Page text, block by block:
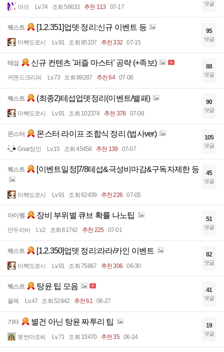
야므 Lv.74 조회 56633 추천 113 07-17 댓글
퀘스트 [1.2.351]업뎃 정리:신규 이벤트 등
마빡도로시 Lv.91 조회 85107 추천 332 07-15
95
댓글
테섭 신규 컨텐츠 '퍼즐 마스터' 공략 (+족보)
커맨드크리퍼 Lv.73 조회 89287 추천 64 07-08
88
댓글
퀘스트 (최종2)테섭업뎃정리(이벤트/밸패)
마빡도로시 Lv.91 조회 102374 추천 378 07-08
90
댓글
몬스터 몬스터 라이프 조합식 정리 (법사ver)
Gnar장인 Lv.15 조회 45458 추천 139 07-07
105
댓글
퀘스트 [이벤트일정]7/8테섭&극성비마감&구독자제한 등
마빡도로시 Lv.91 조회 62439 추천 226 07-05
45
댓글
아이템 장비 부위별 큐브 확률 나노팁
만두리바 Lv.2 조회 61742 추천 225 07-01
51
댓글
퀘스트 [1.2.350]업뎃 정리:라라/카인 이벤트
마빡도로시 Lv.91 조회 75867 추천 306 06-30
82
댓글
퀘스트 탕윤 팁 모음
플렉 Lv.47 조회 52842 추천 61 06-27
41
댓글
기타 별건 아닌 탕윤 짜투리 팁
붓싼아조씨 Lv.71 조회 33470 추천 35 06-24
19
댓글